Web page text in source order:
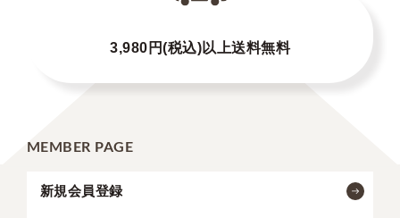
3,980円(税込)以上送料無料
MEMBER PAGE
新規会員登録